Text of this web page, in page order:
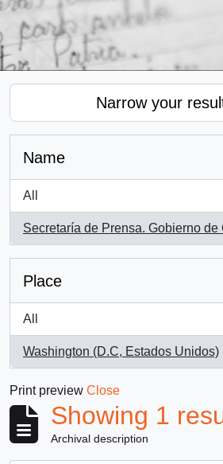
Narrow your
Name
All
Secretaría de Prensa. Gobierno de
, 1 results
Place
All
Washington (D.C, Estados Unidos)
, 1 results
Print preview Close
Showing 1
Archival description